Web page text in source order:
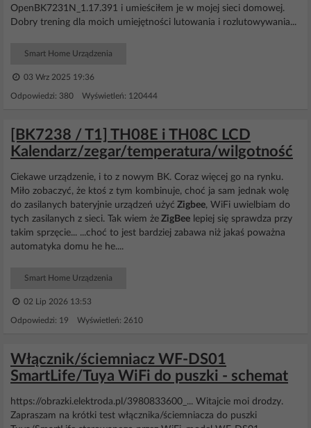
OpenBK7231N_1.17.391 i umieściłem je w mojej sieci domowej.
Dobry trening dla moich umiejętności lutowania i rozlutowywania...
Smart Home Urządzenia
03 Wrz 2025 19:36
Odpowiedzi: 380 Wyświetleń: 120444
[BK7238 / T1] TH08E i TH08C LCD
Kalendarz/zegar/temperatura/wilgotność
Ciekawe urządzenie, i to z nowym BK. Coraz więcej go na rynku.
Miło zobaczyć, że ktoś z tym kombinuje, choć ja sam jednak wolę
do zasilanych bateryjnie urządzeń użyć Zigbee, WiFi uwielbiam do
tych zasilanych z sieci. Tak wiem że ZigBee lepiej się sprawdza przy
takim sprzęcie... ...choć to jest bardziej zabawa niż jakaś poważna
automatyka domu he he....
Smart Home Urządzenia
02 Lip 2026 13:53
Odpowiedzi: 19 Wyświetleń: 2610
Włącznik/ściemniacz WF-DS01
SmartLife/Tuya WiFi do puszki - schemat
https://obrazki.elektroda.pl/3980833600_... Witajcie moi drodzy.
Zapraszam na krótki test włącznika/ściemniacza do puszki